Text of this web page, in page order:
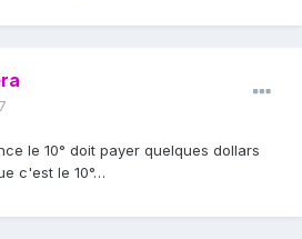
le 10° doit payer quelques dollars
c'est le 10°…